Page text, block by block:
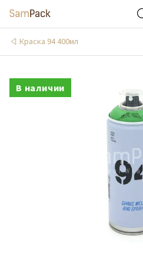
Краска 94 400мл
В наличии